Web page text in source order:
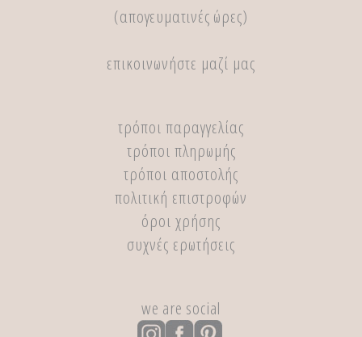
(απογευματινές ώρες)
επικοινωνήστε μαζί μας
τρόποι παραγγελίας
τρόποι πληρωμής
τρόποι αποστολής
πολιτική επιστροφών
όροι χρήσης
συχνές ερωτήσεις
we are social